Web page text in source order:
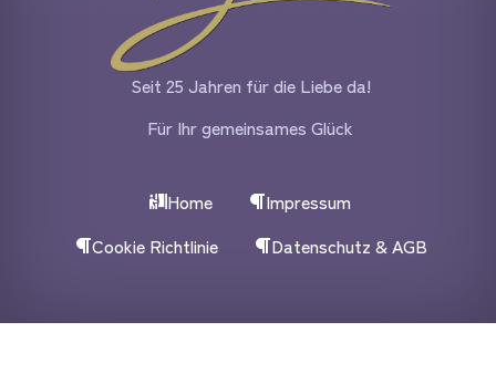
Seit 25 Jahren für die Liebe da!
Für Ihr gemeinsames Glück
Home
Impressum
Cookie Richtlinie
Datenschutz & AGB